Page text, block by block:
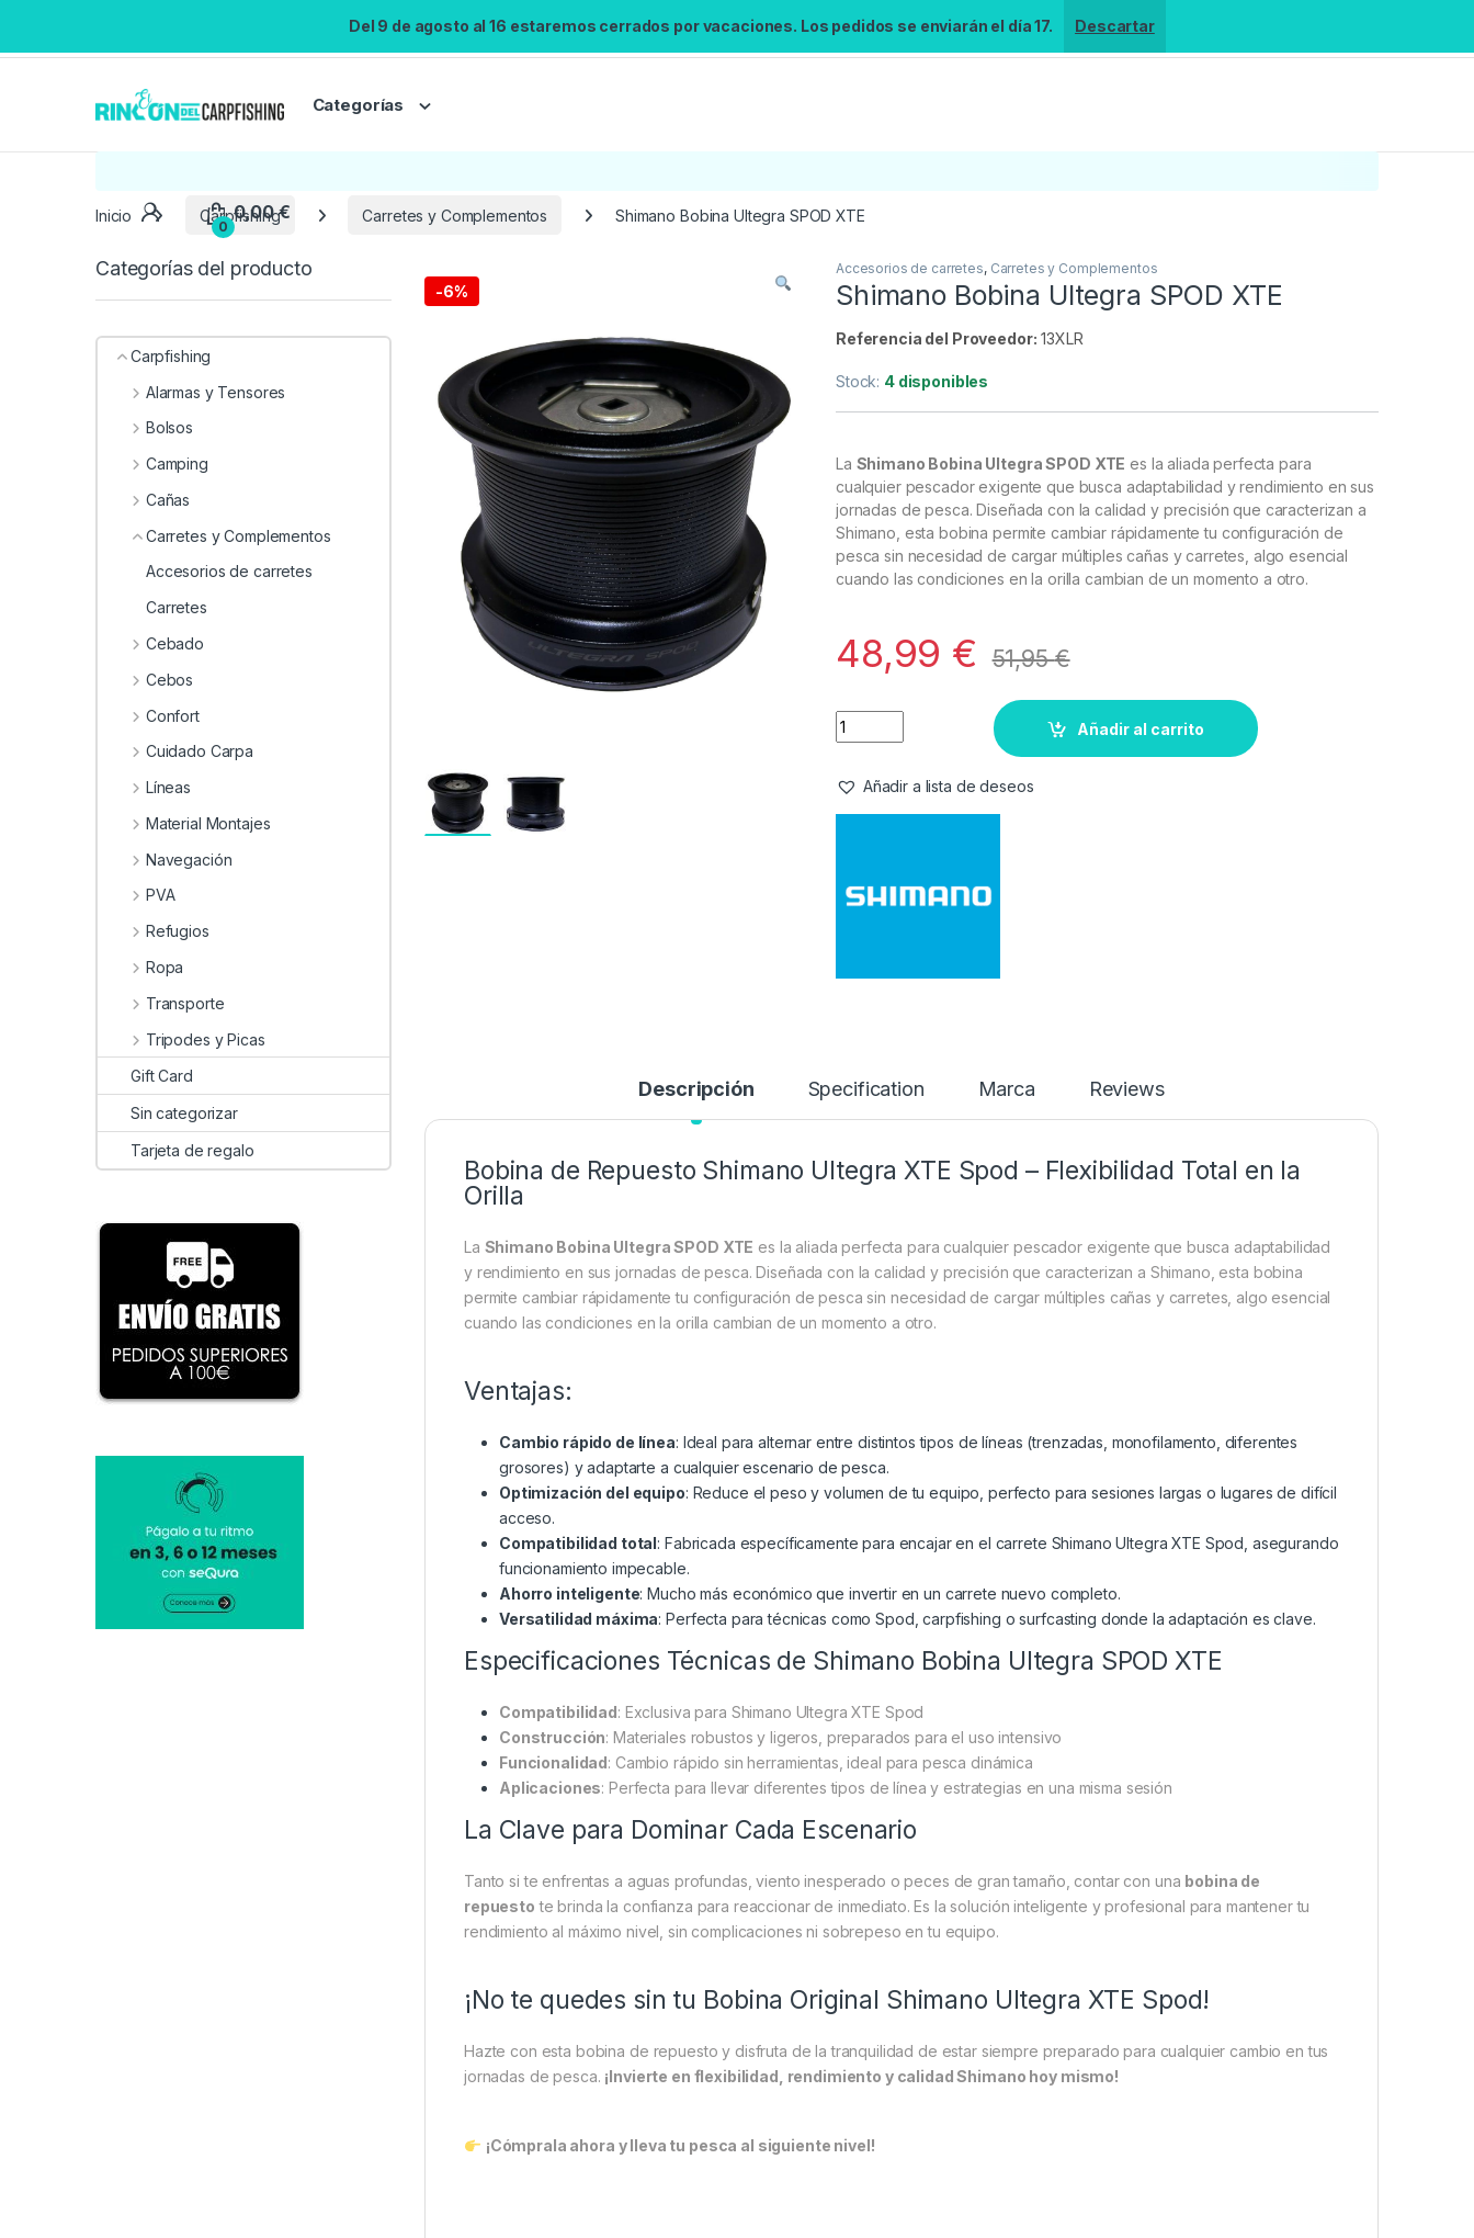
Del 9 de agosto al 16 estaremos cerrados por vacaciones. Los pedidos se enviarán el día 17. Descartar
Categorías
Búsqueda no disponible
No se pudo cargar el widget de búsqueda.
Reintentar
Inicio Carpfishing Carretes y Complementos Shimano Bobina Ultegra SPOD XTE
-6%
Accesorios de carretes, Carretes y Complementos
Shimano Bobina Ultegra SPOD XTE
Referencia del Proveedor: 13XLR
Stock: 4 disponibles
La Shimano Bobina Ultegra SPOD XTE es la aliada perfecta para
cualquier pescador exigente que busca adaptabilidad y rendimiento en sus
jornadas de pesca. Diseñada con la calidad y precisión que caracterizan a
Shimano, esta bobina permite cambiar rápidamente tu configuración de
pesca sin necesidad de cargar múltiples cañas y carretes, algo esencial
cuando las condiciones en la orilla cambian de un momento a otro.
48,99 € 51,95€
Añadir al carrito
Añadir a lista de deseos
Descripción Specification Marca Reviews
Bobina de Repuesto Shimano Ultegra XTE Spod – Flexibilidad Total en la
Orilla
La Shimano Bobina Ultegra SPOD XTE es la aliada perfecta para cualquier pescador exigente que busca adaptabilidad
y rendimiento en sus jornadas de pesca. Diseñada con la calidad y precisión que caracterizan a Shimano, esta bobina
permite cambiar rápidamente tu configuración de pesca sin necesidad de cargar múltiples cañas y carretes, algo esencial
cuando las condiciones en la orilla cambian de un momento a otro.
Ventajas:
Cambio rápido de línea: Ideal para alternar entre distintos tipos de líneas (trenzadas, monofilamento, diferentes
grosores) y adaptarte a cualquier escenario de pesca.
Optimización del equipo: Reduce el peso y volumen de tu equipo, perfecto para sesiones largas o lugares de difícil
acceso.
Compatibilidad total: Fabricada específicamente para encajar en el carrete Shimano Ultegra XTE Spod, asegurando
funcionamiento impecable.
Ahorro inteligente: Mucho más económico que invertir en un carrete nuevo completo.
Versatilidad máxima: Perfecta para técnicas como Spod, carpfishing o surfcasting donde la adaptación es clave.
Especificaciones Técnicas de Shimano Bobina Ultegra SPOD XTE
Compatibilidad: Exclusiva para Shimano Ultegra XTE Spod
Construcción: Materiales robustos y ligeros, preparados para el uso intensivo
Funcionalidad: Cambio rápido sin herramientas, ideal para pesca dinámica
Aplicaciones: Perfecta para llevar diferentes tipos de línea y estrategias en una misma sesión
La Clave para Dominar Cada Escenario
Tanto si te enfrentas a aguas profundas, viento inesperado o peces de gran tamaño, contar con una bobina de
repuesto te brinda la confianza para reaccionar de inmediato. Es la solución inteligente y profesional para mantener tu
rendimiento al máximo nivel, sin complicaciones ni sobrepeso en tu equipo.
¡No te quedes sin tu Bobina Original Shimano Ultegra XTE Spod!
Hazte con esta bobina de repuesto y disfruta de la tranquilidad de estar siempre preparado para cualquier cambio en tus
jornadas de pesca. ¡Invierte en flexibilidad, rendimiento y calidad Shimano hoy mismo!
¡Cómprala ahora y lleva tu pesca al siguiente nivel!
Categorías del producto
Carpfishing
Alarmas y Tensores
Bolsos
Camping
Cañas
Carretes y Complementos
Accesorios de carretes
Carretes
Cebado
Cebos
Confort
Cuidado Carpa
Líneas
Material Montajes
Navegación
PVA
Refugios
Ropa
Transporte
Tripodes y Picas
Gift Card
Sin categorizar
Tarjeta de regalo